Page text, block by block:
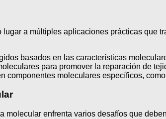
a múltiples aplicaciones prácticas
basados en las características
para promover la reparación de
componentes moleculares específicos,
molecular enfrenta varios desafíos que